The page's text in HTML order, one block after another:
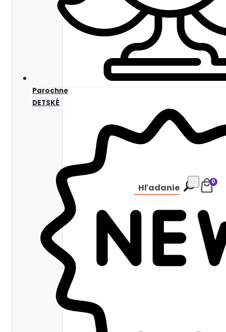
Parochne
DETSKÉ
Hľadanie 0